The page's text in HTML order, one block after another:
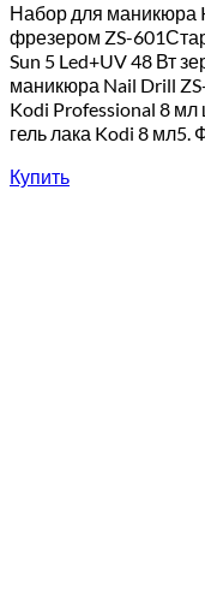
Набор для маникюра
фрезером ZS-
Sun 5 Led+UV 48 Вт
маникюра Nail Drill
Kodi Professional 8 мл
гель лака Kodi 8 мл5.
Купить